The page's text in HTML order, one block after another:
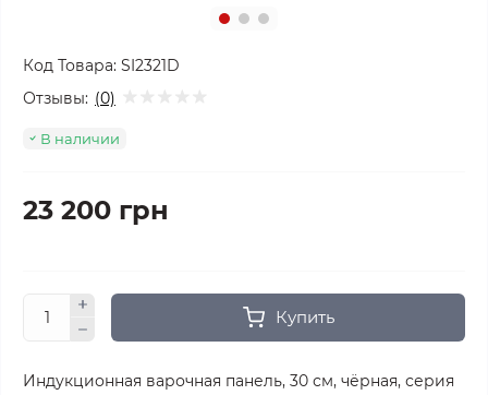
Код Товара: SI2321D
Отзывы: (0)
В наличии
23 200 грн
Купить
Индукционная варочная панель, 30 см, чёрная, серия